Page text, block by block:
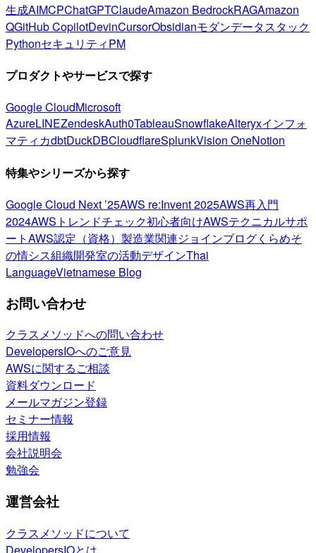
生成AIMCPChatGPTClaudeAmazon BedrockRAGAmazon
QGitHub CopilotDevinCursorObsidianモダンデータスタック
PythonセキュリティPM
プロダクトやサービスで探す
Google CloudMicrosoft
AzureLINEZendeskAuth0TableauSnowflakeAlteryxインフォ
マティカdbtDuckDBCloudflareSplunkVision OneNotion
特集やシリーズから探す
Google Cloud Next ’25AWS re:Invent 2025AWS再入門
2024AWSトレンドチェック初心者向けAWSテクニカルサポ
ートAWS認定（資格） 製造業関連ジョインブログくらめそ
の情シス組織開発室の活動デザインThai
LanguageVietnamese Blog
お問い合わせ
クラスメソッドへの問い合わせ
DevelopersIOへのご意見
AWSに関するご相談
資料ダウンロード
メールマガジン登録
セミナー情報
採用情報
会社説明会
勉強会
運営会社
クラスメソッドについて
DevelopersIOとは